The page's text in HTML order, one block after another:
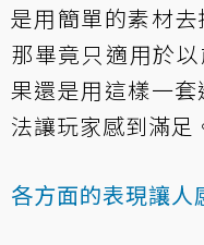
是用簡單的素材
那畢竟只適用於
果還是用這樣一
法讓玩家感到滿足
各方面的表現讓